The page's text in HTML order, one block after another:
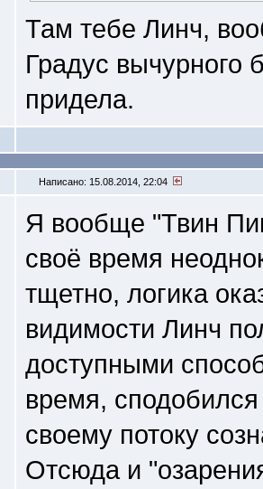
Там тебе Линч,
Градус вычурного
придела.
Написано: 15.08.2014, 22:04
Я вообще "Твин
своё время
тщетно, логика
видимости Линч
доступными
время,
своему потоку
Отсюда и